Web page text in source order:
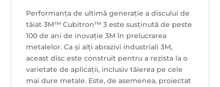
Performanța de ultimă generație a discului de
tăiat 3M™ Cubitron™ 3 este susținută de peste
100 de ani de inovație 3M în prelucrarea
metalelor. Ca și alți abrazivi industriali 3M,
aceast disc este construit pentru a rezista la o
varietate de aplicații, inclusiv tăierea pe cele
mai dure metale. Este, de asemenea, proiectat